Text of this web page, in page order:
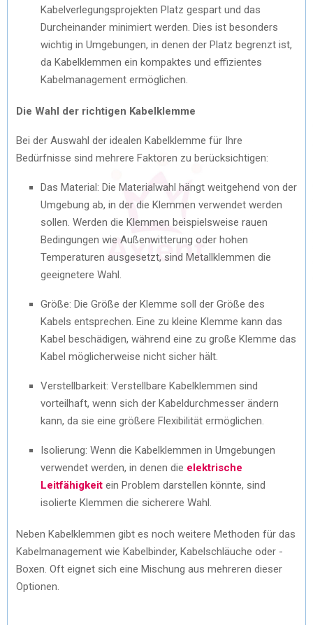
Kabelverlegungsprojekten Platz gespart und das
Durcheinander minimiert werden. Dies ist besonders
wichtig in Umgebungen, in denen der Platz begrenzt ist,
da Kabelklemmen ein kompaktes und effizientes
Kabelmanagement ermöglichen.
Die Wahl der richtigen Kabelklemme
Bei der Auswahl der idealen Kabelklemme für Ihre
Bedürfnisse sind mehrere Faktoren zu berücksichtigen:
Das Material: Die Materialwahl hängt weitgehend von der
Umgebung ab, in der die Klemmen verwendet werden
sollen. Werden die Klemmen beispielsweise rauen
Bedingungen wie Außenwitterung oder hohen
Temperaturen ausgesetzt, sind Metallklemmen die
geeignetere Wahl.
Größe: Die Größe der Klemme soll der Größe des
Kabels entsprechen. Eine zu kleine Klemme kann das
Kabel beschädigen, während eine zu große Klemme das
Kabel möglicherweise nicht sicher hält.
Verstellbarkeit: Verstellbare Kabelklemmen sind
vorteilhaft, wenn sich der Kabeldurchmesser ändern
kann, da sie eine größere Flexibilität ermöglichen.
Isolierung: Wenn die Kabelklemmen in Umgebungen
verwendet werden, in denen die elektrische
Leitfähigkeit ein Problem darstellen könnte, sind
isolierte Klemmen die sicherere Wahl.
Neben Kabelklemmen gibt es noch weitere Methoden für das
Kabelmanagement wie Kabelbinder, Kabelschläuche oder -
Boxen. Oft eignet sich eine Mischung aus mehreren dieser
Optionen.